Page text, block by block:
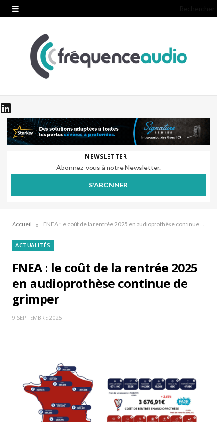
NEWSLETTER
Abonnez-vous à notre Newsletter.
S'ABONNER
Accueil » FNEA : le coût de la rentrée 2025 en audioprothèse continue de grimper
ACTUALITÉS
FNEA : le coût de la rentrée 2025
en audioprothèse continue de
grimper
9 SEPTEMBRE 2025